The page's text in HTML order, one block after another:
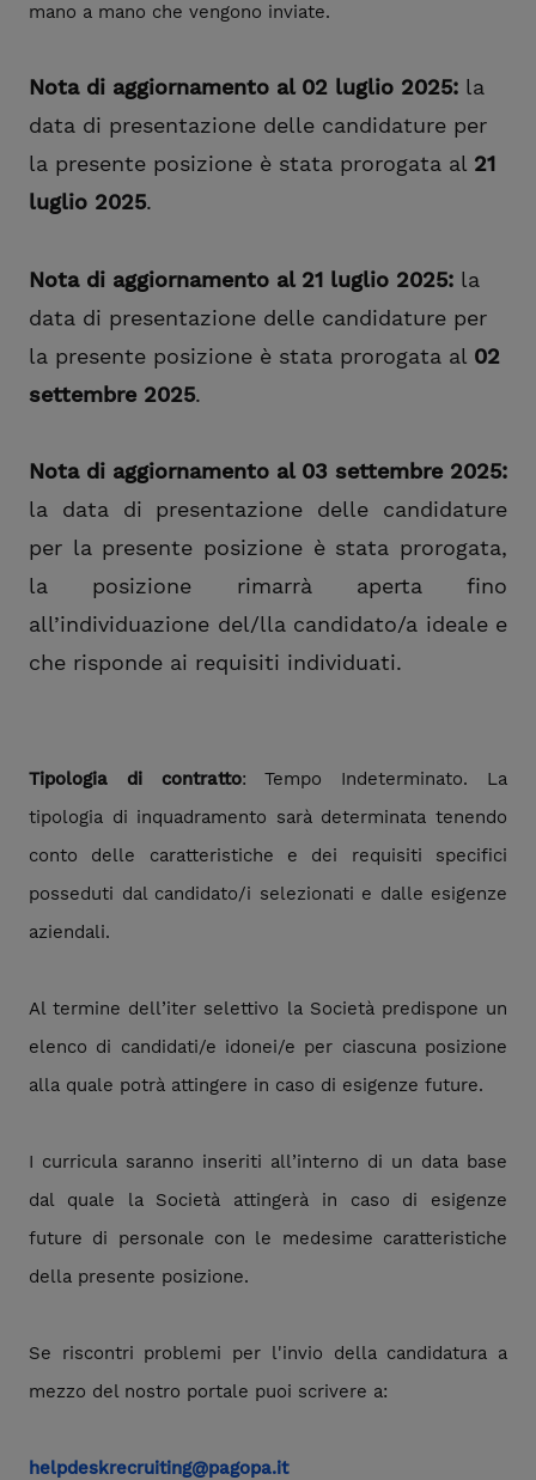
mano a mano che vengono inviate.
Nota di aggiornamento al 02 luglio 2025: la
data di presentazione delle candidature per
la presente posizione è stata prorogata al 21
luglio 2025.
Nota di aggiornamento al 21 luglio 2025: la
data di presentazione delle candidature per
la presente posizione è stata prorogata al 02
settembre 2025.
Nota di aggiornamento al 03 settembre 2025:
la data di presentazione delle candidature
per la presente posizione è stata prorogata,
la posizione rimarrà aperta fino
all’individuazione del/lla candidato/a ideale e
che risponde ai requisiti individuati.
Tipologia di contratto: Tempo Indeterminato. La
tipologia di inquadramento sarà determinata tenendo
conto delle caratteristiche e dei requisiti specifici
posseduti dal candidato/i selezionati e dalle esigenze
aziendali.
Al termine dell’iter selettivo la Società predispone un
elenco di candidati/e idonei/e per ciascuna posizione
alla quale potrà attingere in caso di esigenze future.
I curricula saranno inseriti all’interno di un data base
dal quale la Società attingerà in caso di esigenze
future di personale con le medesime caratteristiche
della presente posizione.
Se riscontri problemi per l'invio della candidatura a
mezzo del nostro portale puoi scrivere a:
helpdeskrecruiting@pagopa.it